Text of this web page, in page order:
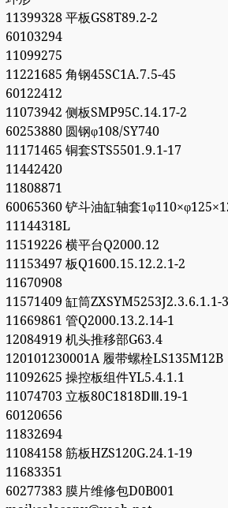
11399328 平板GS8T89.2-2
60103294
11099275
11221685 角钢45SC1A.7.5-45
60122412
11073942 侧板SMP95C.14.17-2
60253880 圆钢φ108/SY740
11171465 铜套STS5501.9.1-17
11442420
11808871
60065360 铲斗油缸轴套
11144318L
11519226 横平台Q2000.12
11153497 板Q1600.15.12.2.1-2
11670908
11571409 缸筒ZXSYM5253J2.3.6.1.1-3
11669861 管Q2000.13.2.14-1
12084919 机头推移部G63.4
120101230001A 履带螺栓LS135M12B
11092625 操控板组件YL5.4.1.1
11074703 立板80C1818DⅢ.19-1
60120656
11832694
11084158 筋板HZS120G.24.1-19
11683351
60277383 膜片维修包D0B001